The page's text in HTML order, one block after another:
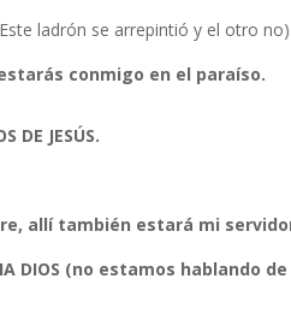
ladrón se arrepintió y el otro
conmigo en el paraíso.
DE JESÚS.
allí también estará mi
DIOS (no estamos hablando